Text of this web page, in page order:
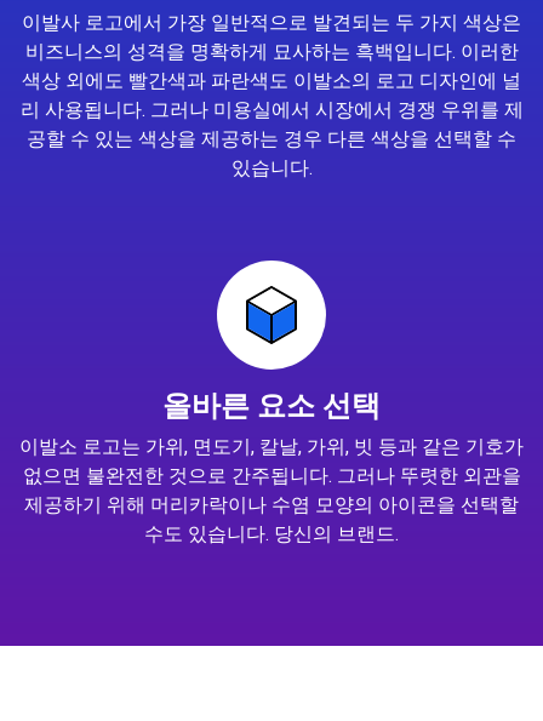
이발사 로고에서 가장 일반적으로 발견되는 두 가지 색상은
비즈니스의 성격을 명확하게 묘사하는 흑백입니다. 이러한
색상 외에도 빨간색과 파란색도 이발소의 로고 디자인에 널
리 사용됩니다. 그러나 미용실에서 시장에서 경쟁 우위를 제
공할 수 있는 색상을 제공하는 경우 다른 색상을 선택할 수
있습니다.
올바른 요소 선택
이발소 로고는 가위, 면도기, 칼날, 가위, 빗 등과 같은 기호가
없으면 불완전한 것으로 간주됩니다. 그러나 뚜렷한 외관을
제공하기 위해 머리카락이나 수염 모양의 아이콘을 선택할
수도 있습니다. 당신의 브랜드.